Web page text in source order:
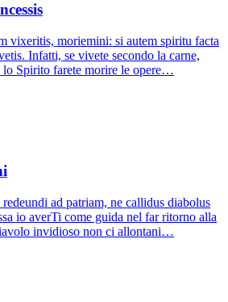
vixeritis, moriemini: si autem spiritu facta
Infatti, se vivete secondo la carne,
lo Spirito farete morire le opere…
ad patriam, ne callidus diabolus
io averTi come guida nel far ritorno alla
invidioso non ci allontani…